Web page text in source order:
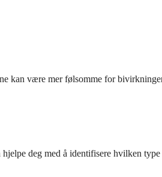
kan være mer følsomme for
deg med å identifisere hvilken